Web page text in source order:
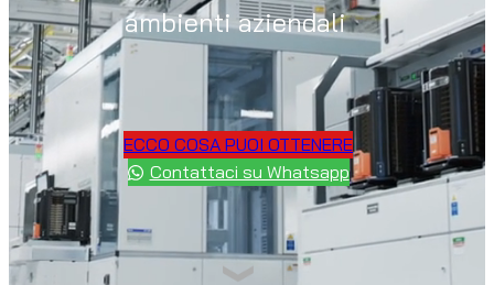
ambienti aziendali
ECCO COSA PUOI OTTENERE
Contattaci su Whatsapp